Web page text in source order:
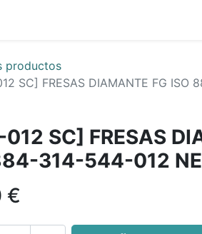
productos
SC] FRESAS DIAMANTE FG ISO
SC] FRESAS
314-544-012
€